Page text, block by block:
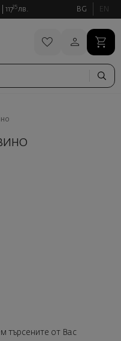
11735 лв. BG EN
търсените от Вас